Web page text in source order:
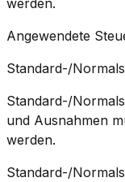
Angewendete
Standard-/
Standard-/
und Ausnahmen
werden.
Standard-/